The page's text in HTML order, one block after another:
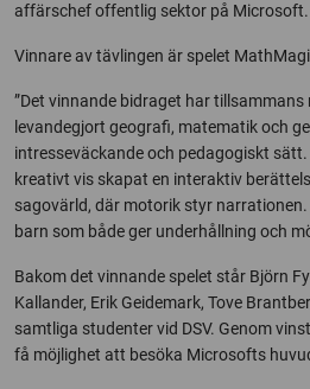
affärschef offentlig sektor på Microsoft.
Vinnare av tävlingen är spelet
”Det vinnande bidraget har
levandegjort geografi, matematik och
intresseväckande och pedagogiskt
kreativt vis skapat en interaktiv
sagovärld, där motorik styr
barn som både ger underhållning och
Bakom det vinnande spelet står Björn
Kallander, Erik Geidemark, Tove
samtliga studenter vid DSV. Genom
få möjlighet att besöka Microsofts